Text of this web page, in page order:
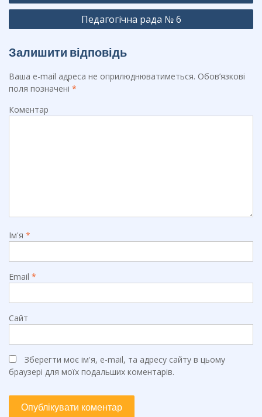
o
k
m
записів
Педагогічна рада № 6
Залишити відповідь
Ваша e-mail адреса не оприлюднюватиметься. Обов’язкові
поля позначені *
Коментар
Ім'я *
Email *
Сайт
Зберегти моє ім'я, e-mail, та адресу сайту в цьому
браузері для моїх подальших коментарів.